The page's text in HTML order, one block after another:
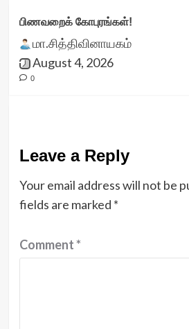
பிணவறைக் கோபுரங்கள்!
மா.சித்திவினாயகம்
August 4, 2026
0
Leave a Reply
Your email address will not be
fields are marked *
Comment*